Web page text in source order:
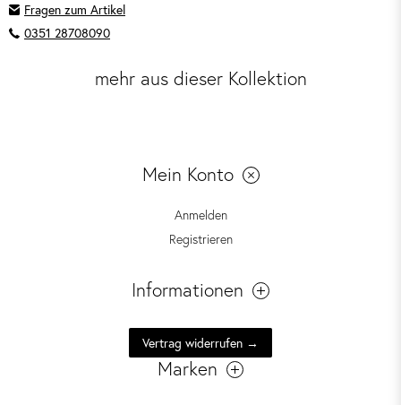
Fragen zum Artikel
0351 28708090
mehr aus dieser Kollektion
Mein Konto
Anmelden
Registrieren
Informationen
Vertrag widerrufen →
Marken